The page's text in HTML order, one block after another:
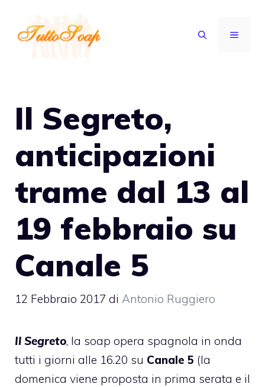
contenuto
MENU
Il Segreto,
anticipazioni
trame dal 13 al
19 febbraio su
Canale 5
12 Febbraio 2017 di Antonio Ruggiero
Il Segreto, la soap opera spagnola in onda
tutti i giorni alle 16.20 su Canale 5 (la
domenica viene proposta in prima serata e il